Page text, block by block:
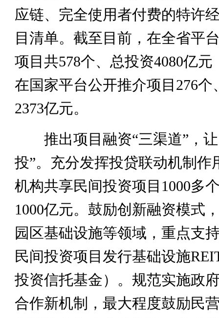
应链、完全使用者付费的特许
目清单。截至目前，在全省平
项目共578个、总投资4080亿元
在国家平台公开推介项目276个
2373亿元。
推出项目融资“三渠道”，让
投”。充分发挥投贷联动机制作
机构共享民间投资项目1000多
1000亿元。鼓励创新融资模式
园区基础设施等领域，重点支
民间投资项目发行基础设施
投资信托基金）。规范实施政
合作新机制，最大程度鼓励民